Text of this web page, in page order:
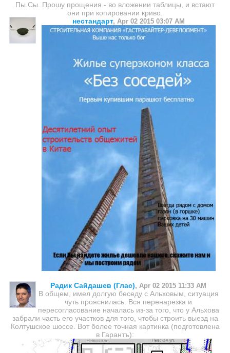
Пы.Сы. Прошу прощения - во вложении таблицы, и встают
они при копировании криво.
нестандарт, Apr 02 2015 03:07 AM
Радик Сайдашев (Глас), Apr 02 2015 11:33 AM
В общем, имел долгую беседу с Альховым, ситуация
чуть прояснилась. Вся перенарезка и
пересогласование началась из-за того, что у Альхова
забрали часть его участков для того, чтобы строить выезд на
Колтушское шоссе. Вот более точная картинка (подготовлена
в Гарантъ):